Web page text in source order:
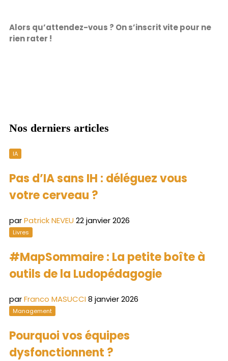
Alors qu’attendez-vous ? On s’inscrit vite pour ne
rien rater !
Nos derniers articles
IA
Pas d’IA sans IH : déléguez vous
votre cerveau ?
parPatrick NEVEU 22 janvier 2026
Livres
#MapSommaire : La petite boîte à
outils de la Ludopédagogie
parFranco MASUCCI8 janvier 2026
Management
Pourquoi vos équipes
dysfonctionnent ?